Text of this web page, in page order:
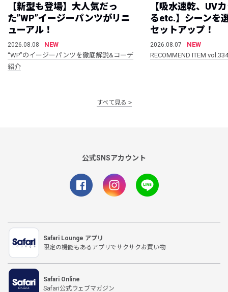
【新型も登場】大人気だっ
た”WP”イージーパンツがリニ
ューアル！
2026.08.08
NEW
“WP”のイージーパンツを徹底解説&コーデ
紹介
【吸水速乾、UV
るetc.】シーンを
セットアップ！
2026.08.07
NEW
RECOMMEND ITEM vol.334
すべて見る
公式SNSアカウント
Safari Lounge アプリ
限定の機能もあるアプリでサクサクお買い物
Safari Online
Safari公式ウェブマガジン